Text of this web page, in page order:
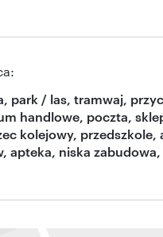
park / las, tramwaj,
handlowe, poczta,
kolejowy, przedszkole,
apteka, niska